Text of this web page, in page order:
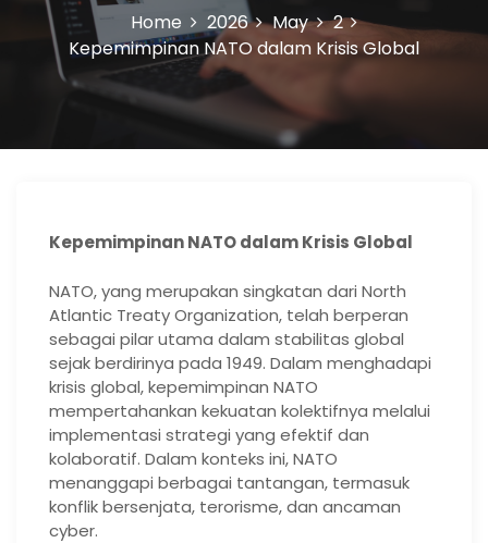
Home 2026 May
2
Kepemimpinan NATO dalam Krisis Global
Kepemimpinan NATO dalam Krisis Global
NATO, yang merupakan singkatan dari North
Atlantic Treaty Organization, telah berperan
sebagai pilar utama dalam stabilitas global
sejak berdirinya pada 1949. Dalam menghadapi
krisis global, kepemimpinan NATO
mempertahankan kekuatan kolektifnya melalui
implementasi strategi yang efektif dan
kolaboratif. Dalam konteks ini, NATO
menanggapi berbagai tantangan, termasuk
konflik bersenjata, terorisme, dan ancaman
cyber.